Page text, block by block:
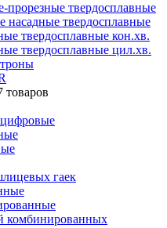
прорезные твердосплавные
насадные твердосплавные
твердосплавные кон.хв.
твердосплавные цил.хв.
товаров
гаек
комбинированных